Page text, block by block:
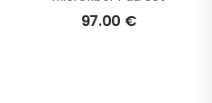
97.00 €